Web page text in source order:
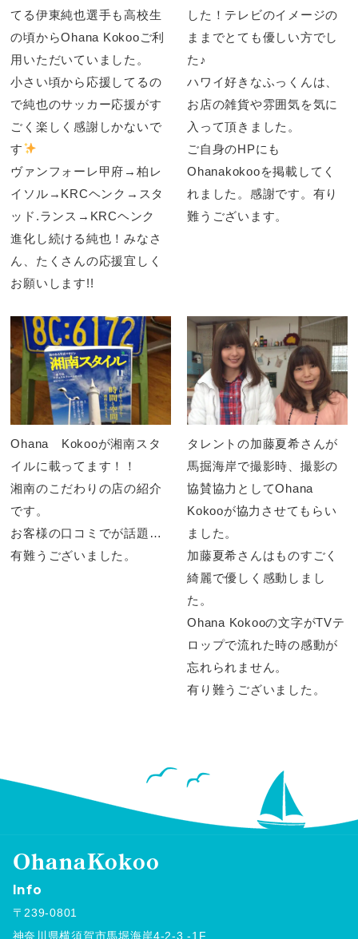
てる伊東純也選手も高校生
の頃からOhana Kokooご利
用いただいていました。
小さい頃から応援してるの
で純也のサッカー応援がす
ごく楽しく感謝しかないで
す
ヴァンフォーレ甲府→柏レ
イソル→KRCヘンク→スタ
ッド.ランス→KRCヘンク
進化し続ける純也！みなさ
ん、たくさんの応援宜しく
お願いします!!
した！テレビのイメージの
ままでとても優しい方でし
た♪
ハワイ好きなふっくんは、
お店の雑貨や雰囲気を気に
入って頂きました。
ご自身のHPにも
Ohanakokooを掲載してく
れました。感謝です。有り
難うございます。
Ohana Kokooが湘南スタ
イルに載ってます！！
湘南のこだわりの店の紹介
です。
お客様の口コミでが話題に
なり掲載になりました。
有難うございました。
タレントの加藤夏希さんが
馬掘海岸で撮影時、撮影の
協賛協力としてOhana
Kokooが協力させてもらい
ました。
加藤夏希さんはものすごく
綺麗で優しく感動しまし
た。
Ohana Kokooの文字がTVテ
ロップで流れた時の感動が
忘れられません。
有り難うございました。
OhanaKokoo
Info
〒239-0801
神奈川県横須賀市馬堀海岸4-2-3 -1F